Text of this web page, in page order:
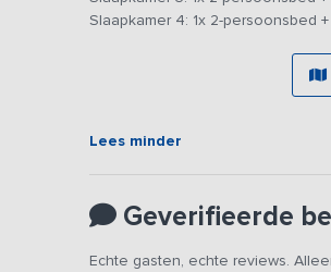
Op de begane grond vind je twee
andere 2 slaapkamers, deze
Vanuit de zithoek kom je via de
Slaapkamer 4: 1x 2-persoonsbed
Lees minder
Geverifieerde
Echte gasten, echte reviews.